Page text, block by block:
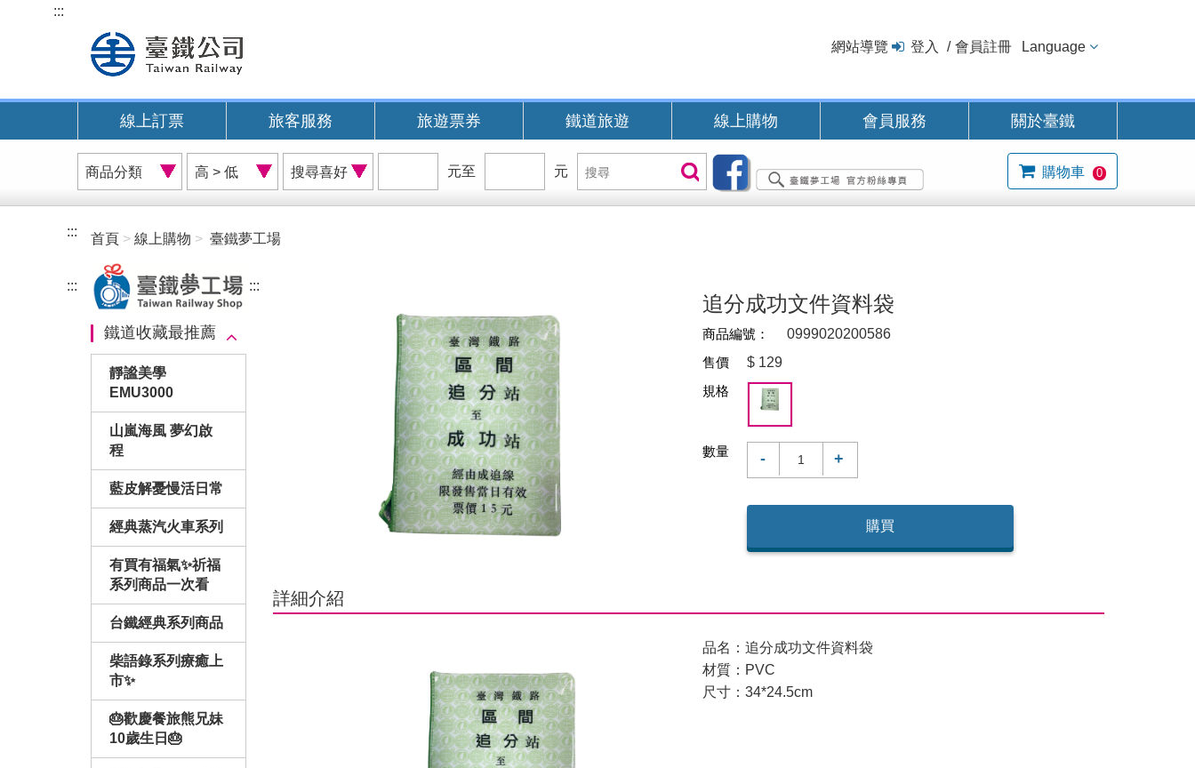
內
:::
網站導覽 登入 會員註冊 Language
線上訂票 旅客服務 旅遊票券 鐵道旅遊 線上購物 會員服務 關於臺鐵
商
品
分
價
格
排
搜
尋
喜
位
元至
位
元
搜
尋
搜尋 購物車 0
::: 首頁 線上購物 臺鐵夢工場
:::
鐵道收藏最推薦
靜謐美學
EMU3000
山嵐海風 夢幻啟
程
藍皮解憂慢活日常
經典蒸汽火車系列
有買有福氣✨祈福
系列商品一次看
台鐵經典系列商品
柴語錄系列療癒上
市✨
🎂歡慶餐旅熊兄妹
10歲生日🎂
:::
追分成功文件資料袋
商品編號：
0999020200586
售價
$ 129
規格
數量 - +
購買
詳細介紹
品名：追分成功文件資料袋
材質：PVC
尺寸：34*24.5cm